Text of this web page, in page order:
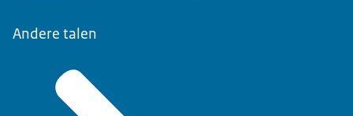
Andere talen